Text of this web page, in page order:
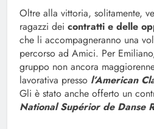
Oltre alla vittoria, solitamente,
ragazzi dei contratti e delle
che li accompagneranno una
percorso ad Amici. Per
gruppo non ancora
lavorativa presso l’American
Gli è stato anche offerto un
National Supérior de Danse